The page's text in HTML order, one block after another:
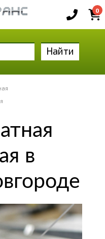
0
Найти
в